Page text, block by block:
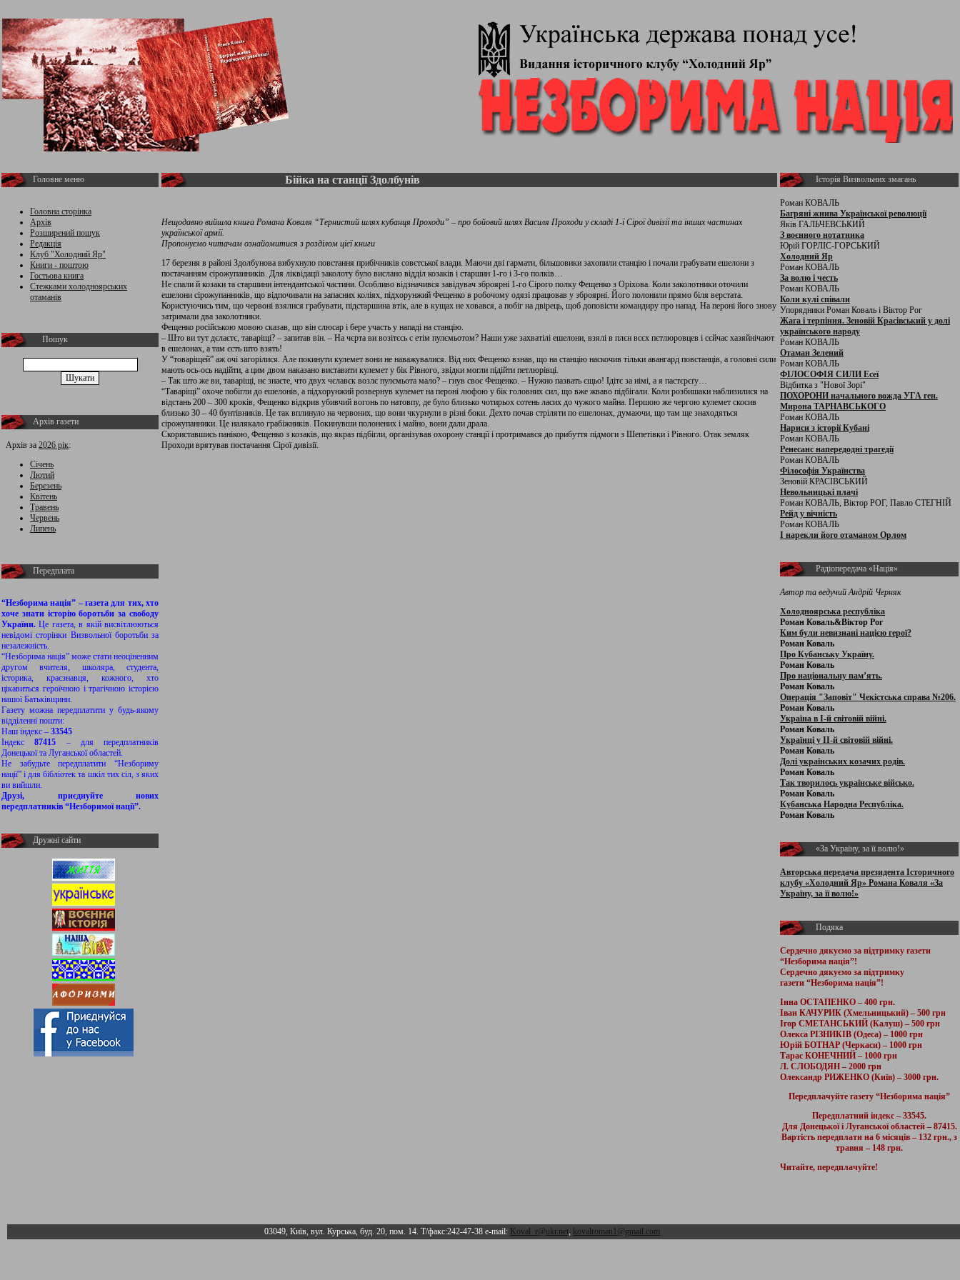
Головне меню
Головна сторінка
Архів
Розширений пошук
Редакція
Клуб "Холодний Яр"
Книги - поштою
Гостьова книга
Стежками холодноярських
отаманів
Пошук
Архів газети
Архів за 2026 рік:
Січень
Лютий
Березень
Квітень
Травень
Червень
Липень
Передплата
“Незборима нація” – газета для тих, хто
хоче знати історію боротьби за свободу
України.Це газета, в якій висвітлюються
невідомі сторінки Визвольної боротьби за
незалежність.
“Незборима нація” може стати неоціненним
другом вчителя, школяра, студента,
історика, краєзнавця, кожного, хто
цікавиться героїчною і трагічною історією
нашої Батьківщини.
Газету можна передплатити у будь-якому
відділенні пошти:
Наш індекс – 33545
Індекс87415 – для передплатників
Донецької та Луганської областей.
Не забудьте передплатити “Незбориму
нації” і для бібліотек та шкіл тих сіл, з яких
ви вийшли.
Друзі, приєднуйте нових
передплатників “Незборимої нації”.
Дружні сайти
Бійка на станції Здолбунів
Нещодавно вийшла книга Романа Коваля “Тернистий шлях кубанця Проходи” – про бойовий шлях Василя Проходи у складі 1-ї Сірої дивізії та інших частинах
української армії.
Пропонуємо читачам ознайомитися з розділом цієї книги
17 березня в районі Здолбунова вибухнуло повстання прибічників совєтської влади. Маючи дві гармати, більшовики захопили станцію і почали грабувати ешелони з
постачанням сірожупанників. Для ліквідації заколоту було вислано відділ козаків і старшин 1-го і 3-го полків…
Не спали й козаки та старшини інтендантської частини. Особливо відзначився завідувач зброярні 1-го Сірого полку Фещенко з Оріхова. Коли заколотники оточили
ешелони сірожупанників, що відпочивали на запасних коліях, підхорунжий Фещенко в робочому одязі працював у зброярні. Його полонили прямо біля верстата.
Користуючись тим, що червоні взялися грабувати, підстаршина втік, але в кущах не ховався, а побіг на двірець, щоб доповісти командиру про напад. На пероні його знову
затримали два заколотники.
Фещенко російською мовою сказав, що він слюсар і бере участь у нападі на станцію.
– Што ви тут дєлаєтє, таваріщі? – запитав він. – На чєрта ви возітєсь с етім пулємьотом? Наши уже захватілі ешелони, взялі в плєн всєх пєтлюровцев і сєйчас хазяйнічают
в ешелонах, а там єсть што взять!
У “товаріщей” аж очі загорілися. Але покинути кулемет вони не наважувалися. Від них Фещенко взнав, що на станцію наскочив тільки авангард повстанців, а головні сили
мають ось-ось надійти, а цим двом наказано виставити кулемет у бік Рівного, звідки могли підійти петлюрівці.
– Так што же ви, таваріщі, нє знаєте, что двух чєлавєк возлє пулємьота мало? – гнув своє Фещенко. – Нужно пазвать єщьо! Ідітє за німі, а я пастєрєґу…
“Таваріщі” охоче побігли до ешелонів, а підхорунжий розвернув кулемет на пероні люфою у бік головних сил, що вже жваво підбігали. Коли розбишаки наблизилися на
відстань 200 – 300 кроків, Фещенко відкрив убивчий вогонь по натовпу, де було близько чотирьох сотень ласих до чужого майна. Першою же чергою кулемет скосив
близько 30 – 40 бунтівників. Це так вплинуло на червоних, що вони чкурнули в різні боки. Дехто почав стріляти по ешелонах, думаючи, що там ще знаходяться
сірожупанники. Це налякало грабіжників. Покинувши полонених і майно, вони дали драла.
Скориставшись панікою, Фещенко з козаків, що якраз підбігли, організував охорону станції і протримався до прибуття підмоги з Шепетівки і Рівного. Отак земляк
Проходи врятував постачання Сірої дивізії.
Історія Визвольних змагань
Роман КОВАЛЬ
Багряні жнива Української революції
Яків ГАЛЬЧЕВСЬКИЙ
З воєнного нотатника
Юрій ГОРЛІС-ГОРСЬКИЙ
Холодний Яр
Роман КОВАЛЬ
За волю і честь
Роман КОВАЛЬ
Коли кулі співали
Упорядники Роман Коваль і Віктор Рог
Жага і терпіння. Зеновій Красівський у долі
українського народу
Роман КОВАЛЬ
Отаман Зелений
Роман КОВАЛЬ
ФІЛОСОФІЯ СИЛИ Есеї
Відбитка з "Нової Зорі"
ПОХОРОНИ начального вожда УГА ген.
Мирона ТАРНАВСЬКОГО
Роман КОВАЛЬ
Нариси з історії Кубані
Роман КОВАЛЬ
Ренесанс напередодні трагедії
Роман КОВАЛЬ
Філософія Українства
Зеновій КРАСІВСЬКИЙ
Невольницькі плачі
Роман КОВАЛЬ, Віктор РОГ, Павло СТЕГНІЙ
Рейд у вічність
Роман КОВАЛЬ
І нарекли його отаманом Орлом
Радіопередача «Нація»
Автор та ведучий Андрій Черняк
Холодноярська республіка
Роман Коваль&Віктор Рог
Ким були невизнані нацією герої?
Роман Коваль
Про Кубанську Україну.
Роман Коваль
Про національну пам’ять.
Роман Коваль
Операція "Заповіт" Чекістська справа №206.
Роман Коваль
Україна в І-й світовій війні.
Роман Коваль
Українці у ІІ-й світовій війні.
Роман Коваль
Долі українських козачих родів.
Роман Коваль
Так творилось українське військо.
Роман Коваль
Кубанська Народна Республіка.
Роман Коваль
«За Україну, за її волю!»
Авторська передача президента Історичного
клубу «Холодний Яр» Романа Коваля «За
Україну, за її волю!»
Подяка
Сердечно дякуємо за підтримку газети
“Незборима нація”!
Сердечно дякуємо за підтримку
газети “Незборима нація”!
Інна ОСТАПЕНКО – 400 грн.
Іван КАЧУРИК (Хмельницький) – 500 грн
Ігор СМЕТАНСЬКИЙ (Калуш) – 500 грн
Олекса РІЗНИКІВ (Одеса) – 1000 грн
Юрій БОТНАР (Черкаси) – 1000 грн
Тарас КОНЕЧНИЙ – 1000 грн
Л. СЛОБОДЯН – 2000 грн
Олександр РИЖЕНКО (Київ) – 3000 грн.
Передплачуйте газету “Незборима нація”
Передплатний індекс – 33545.
Для Донецької і Луганської областей – 87415.
Вартість передплати на 6 місяців – 132 грн., з
травня – 148 грн.
Читайте, передплачуйте!
03049, Київ, вул. Курська, буд. 20, пом. 14. Т/факс:242-47-38 e-mail: Koval_r@ukr.net, kovalroman1@gmail.com